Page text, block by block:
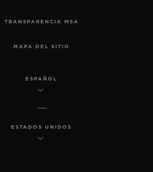
TRANSPARENCIA MSA
MAPA DEL SITIO
ESPAÑOL
ESTADOS UNIDOS